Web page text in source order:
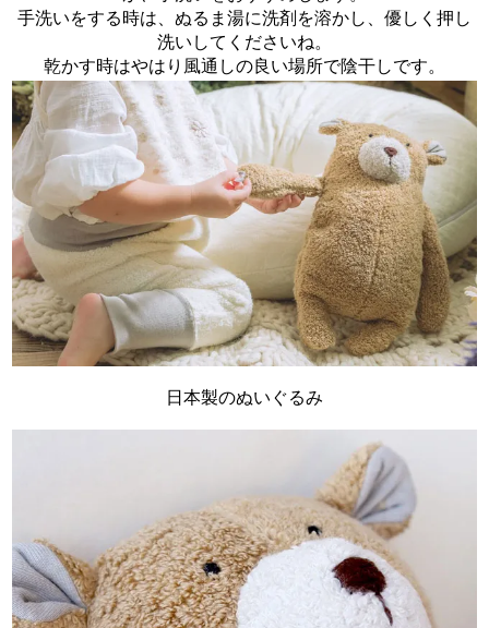
手洗いをする時は、ぬるま湯に洗剤を溶かし、優しく押し
洗いしてくださいね。
乾かす時はやはり風通しの良い場所で陰干しです。
日本製のぬいぐるみ